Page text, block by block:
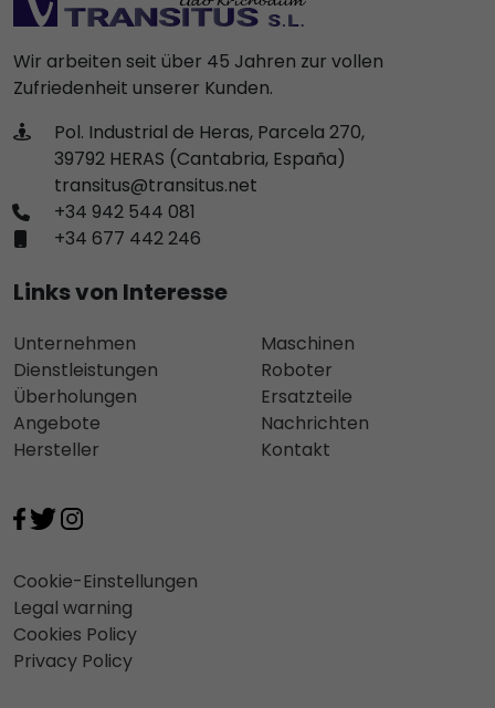
Wir arbeiten seit über 45 Jahren zur vollen
Zufriedenheit unserer Kunden.
Pol. Industrial de Heras, Parcela 270,
39792 HERAS (Cantabria, España)
transitus@transitus.net
+34 942 544 081
+34 677 442 246
Links von Interesse
Unternehmen
Dienstleistungen
Überholungen
Angebote
Hersteller
Maschinen
Roboter
Ersatzteile
Nachrichten
Kontakt
Cookie-Einstellungen
Legal warning
Cookies Policy
Privacy Policy